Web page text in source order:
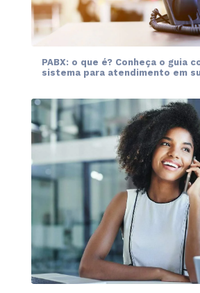
PABX: o que é? Conheça o guia
sistema para atendimento em